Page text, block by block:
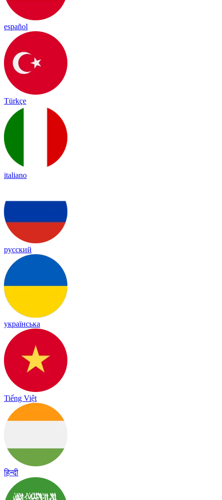
español
Türkçe
italiano
русский
українська
Tiếng Việt
हिन्दी